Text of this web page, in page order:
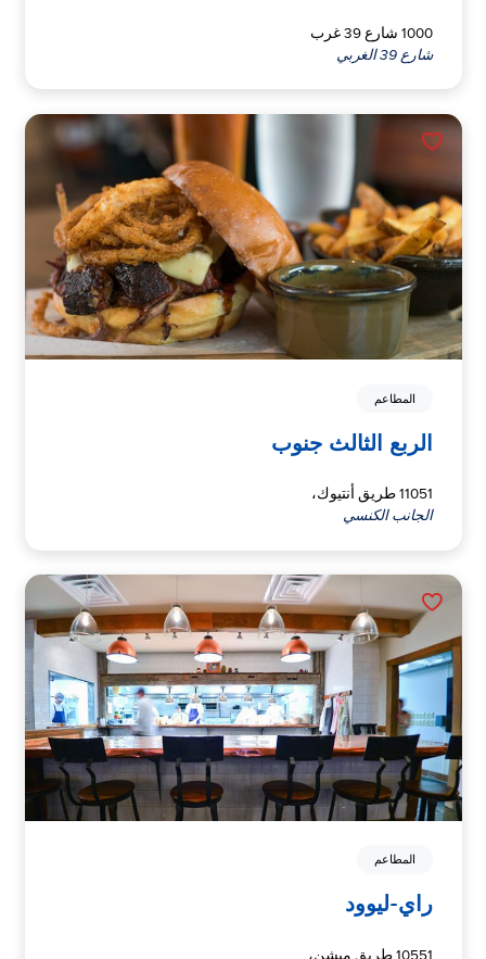
1000 شارع 39 غرب
شارع 39 الغربي
المطاعم
الربع الثالث جنوب
11051 طريق أنتيوك،
الجانب الكنسي
المطاعم
راي-ليوود
10551 طريق ميشن،